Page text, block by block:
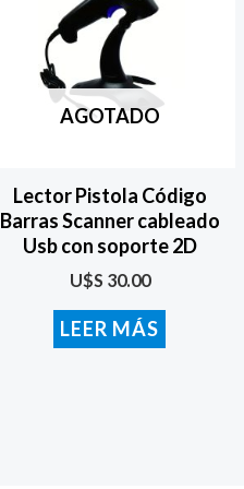
AGOTADO
Lector Pistola Código
Barras Scanner cableado
Usb con soporte 2D
U$S 30.00
LEER MÁS